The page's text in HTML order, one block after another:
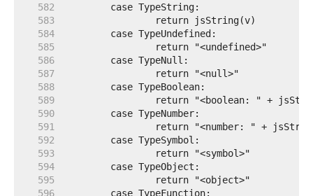
   582
   583
   584
   585
   586
   587
   588
   589
   590
   591
   592
   593
   594
   595
   596